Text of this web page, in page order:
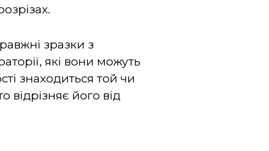
зразки з
які вони можуть
знаходиться той чи
відрізняє його від